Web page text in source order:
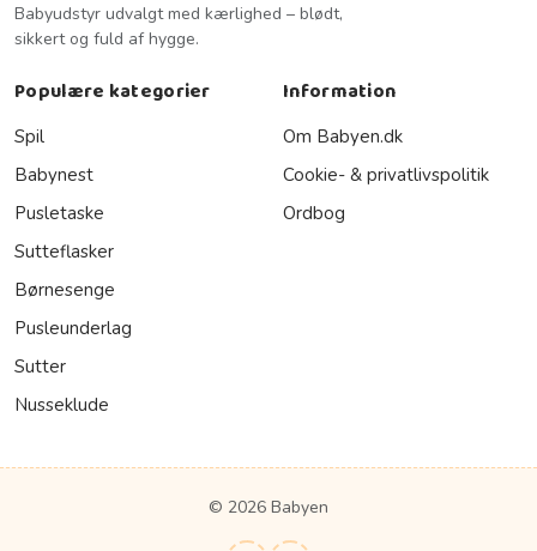
Babyudstyr udvalgt med kærlighed – blødt,
sikkert og fuld af hygge.
Populære kategorier
Spil
Babynest
Pusletaske
Sutteflasker
Børnesenge
Pusleunderlag
Sutter
Nusseklude
Information
Om Babyen.dk
Cookie- & privatlivspolitik
Ordbog
© 2026 Babyen